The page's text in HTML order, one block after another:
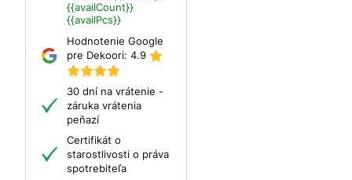
{{availCount}}
{{availPcs}}
Hodnotenie Google
pre Dekoori: 4.9
30 dní na vrátenie -
záruka vrátenia
peňazí
Certifikát o
starostlivosti o práva
spotrebiteľa